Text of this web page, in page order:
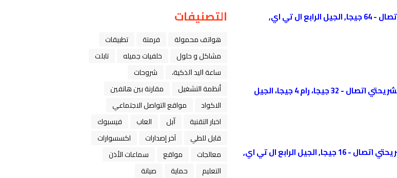
سعر Galaxy S8 Plus سامسونج جالاكسي اس 8 بلس شريحتين اتصال - 64 جيجا, الجيل الرابع ال تي اي,
سعر samsung Galaxy S7 edge سامسونج جالكسي اس 7 ايدج بشريحتي اتصال - 32 جيجا، رام 4 جيجا، الجيل
سعر samsung Galaxy A7 2016 سامسونج جالكسي A7 2016 بشريحتي اتصال - 16 جيجا, الجيل الرابع ال تي اي,
التصنيفات
هواتف محمولة فرمتة
تطبيقات
مشاكل و حلول
خلفيات جميله
تابلت
ﺳﺎﻋﺔ ﺍﻟﻴﺪ ﺍﻟﺬﻛﻴﺔ،
شروحات
أنظمة التشغيل
مقارنة بين هاتفين
الاكواد
مواقع التواصل الاجتماعي
اخبار التقنية
ﺁﺑﻞ العاب
فيسبوك
قابل للطي
آخر إصدارات
اكسسوارات
معالجات
مواقع
سماعات الأذن
التعليم
حماية صيانة